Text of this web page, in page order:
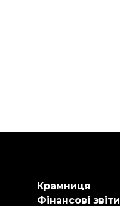
Крамниця
Фінансові звіти